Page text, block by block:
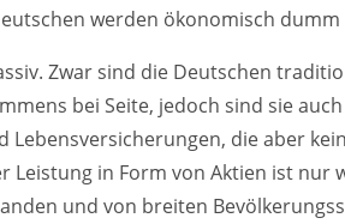
werden ökonomisch dumm
Zwar sind die Deutschen
bei Seite, jedoch sind sie
Lebensversicherungen, die aber
Leistung in Form von Aktien ist nur
und von breiten